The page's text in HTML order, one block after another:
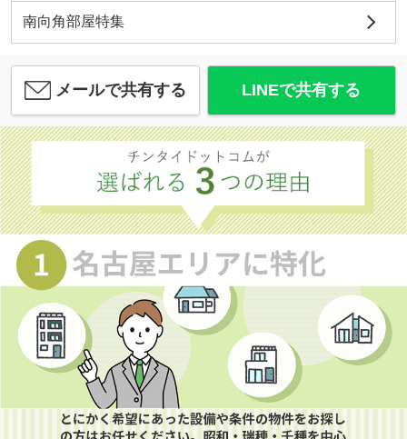
南向角部屋特集
メールで共有する LINEで共有する